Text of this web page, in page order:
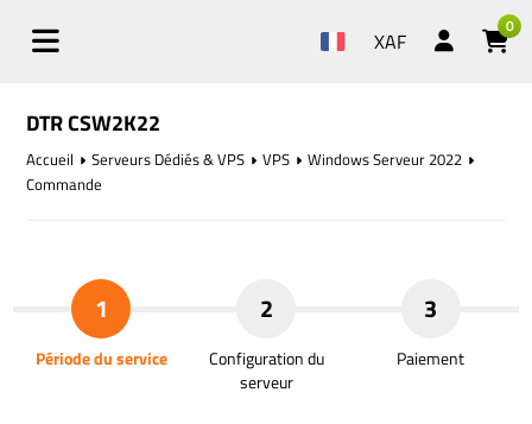
XAF
0
DTR CSW2K22
Accueil Serveurs Dédiés & VPS VPS
Windows Serveur 2022
Commande
1
Période du service
2
Configuration du
serveur
3
Paiement